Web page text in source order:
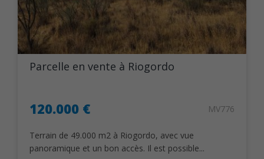
Parcelle en vente à Riogordo
120.000 € MV776
Terrain de 49.000 m2 à Riogordo, avec vue
panoramique et un bon accès. Il est possible...